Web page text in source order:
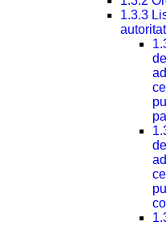
1.3.3